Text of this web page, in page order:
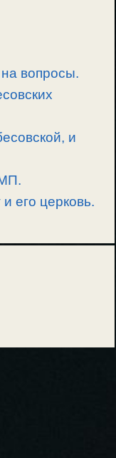
вопросы.
и
его церковь.